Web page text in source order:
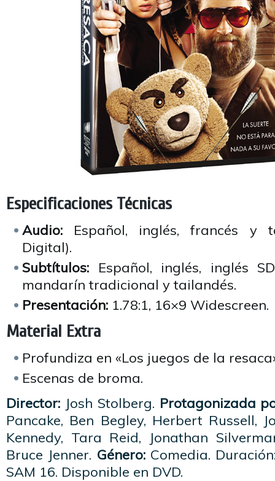
Especificaciones Técnicas
Audio: Español, inglés, francés y
Digital).
Subtítulos: Español, inglés, inglés
mandarín tradicional y tailandés.
Presentación: 1.78:1, 16×9 Widescreen.
Material Extra
Profundiza en «Los juegos de la
Escenas de broma.
Director: Josh Stolberg. Protagonizada
Pancake, Ben Begley, Herbert Russell,
Kennedy, Tara Reid, Jonathan
Bruce Jenner. Género:Comedia.
SAM 16. Disponible en DVD.